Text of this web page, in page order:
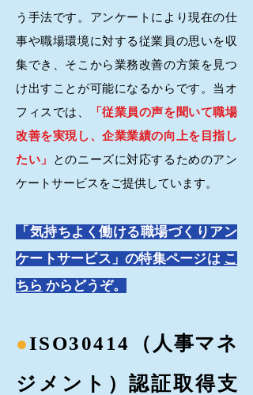
う手法です。アンケートにより現在の仕
事や職場環境に対する従業員の思いを収
集でき、そこから業務改善の方策を見つ
け出すことが可能になるからです。当オ
フィスでは、
「従業員の声を聞いて職場
改善を実現し、企業業績の向上を目指し
たい」
とのニーズに対応するためのアン
ケートサービスをご提供しています。
「気持ちよく働ける職場づくりアン
ケートサービス」の特集ページは こ
ちら からどうぞ。
●ISO30414
（人事マネ
ジメント）認証取得支